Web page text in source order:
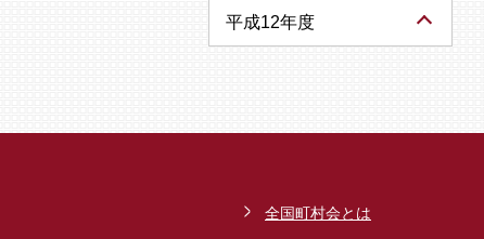
平成12年度
全国町村会とは